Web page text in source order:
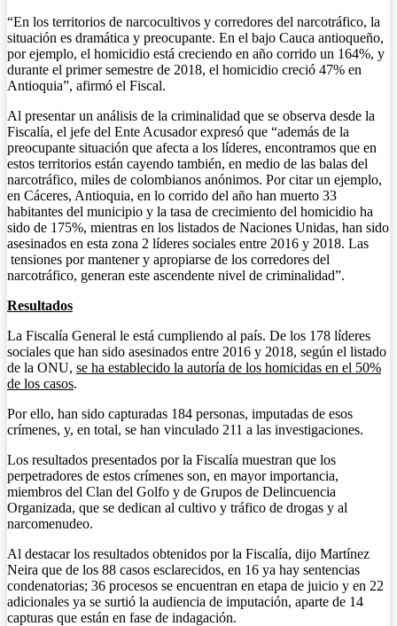
“En los territorios de narcocultivos y corredores del narcotráfico, la
situación es dramática y preocupante. En el bajo Cauca antioqueño,
por ejemplo, el homicidio está creciendo en año corrido un 164%, y
durante el primer semestre de 2018, el homicidio creció 47% en
Antioquia”, afirmó el Fiscal.
Al presentar un análisis de la criminalidad que se observa desde la
Fiscalía, el jefe del Ente Acusador expresó que “además de la
preocupante situación que afecta a los líderes, encontramos que en
estos territorios están cayendo también, en medio de las balas del
narcotráfico, miles de colombianos anónimos. Por citar un ejemplo,
en Cáceres, Antioquia, en lo corrido del año han muerto 33
habitantes del municipio y la tasa de crecimiento del homicidio ha
sido de 175%, mientras en los listados de Naciones Unidas, han sido
asesinados en esta zona 2 líderes sociales entre 2016 y 2018. Las
tensiones por mantener y apropiarse de los corredores del
narcotráfico, generan este ascendente nivel de criminalidad”.
Resultados
La Fiscalía General le está cumpliendo al país. De los 178 líderes
sociales que han sido asesinados entre 2016 y 2018, según el listado
de la ONU, se ha establecido la autoría de los homicidas en el 50%
de los casos.
Por ello, han sido capturadas 184 personas, imputadas de esos
crímenes, y, en total, se han vinculado 211 a las investigaciones.
Los resultados presentados por la Fiscalía muestran que los
perpetradores de estos crímenes son, en mayor importancia,
miembros del Clan del Golfo y de Grupos de Delincuencia
Organizada, que se dedican al cultivo y tráfico de drogas y al
narcomenudeo.
Al destacar los resultados obtenidos por la Fiscalía, dijo Martínez
Neira que de los 88 casos esclarecidos, en 16 ya hay sentencias
condenatorias; 36 procesos se encuentran en etapa de juicio y en 22
adicionales ya se surtió la audiencia de imputación, aparte de 14
capturas que están en fase de indagación.